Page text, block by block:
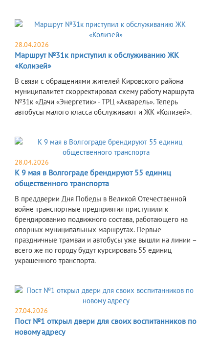
28.04.2026
Маршрут №31к приступил к обслуживанию ЖК
«Колизей»
В связи с обращениями жителей Кировского района
муниципалитет скорректировал схему работу маршрута
№31к «Дачи «Энергетик» - ТРЦ «Акварель». Теперь
автобусы малого класса обслуживают и ЖК «Колизей».
28.04.2026
К 9 мая в Волгограде брендируют 55 единиц
общественного транспорта
В преддверии Дня Победы в Великой Отечественной
войне транспортные предприятия приступили к
брендированию подвижного состава, работающего на
опорных муниципальных маршрутах. Первые
праздничные трамваи и автобусы уже вышли на линии –
всего же по городу будут курсировать 55 единиц
украшенного транспорта.
27.04.2026
Пост №1 открыл двери для своих воспитанников по
новому адресу